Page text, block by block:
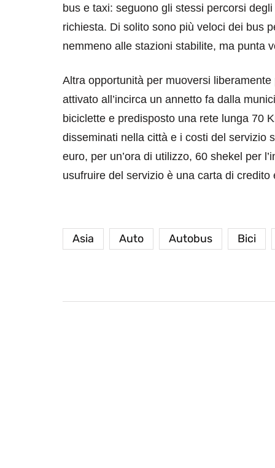
bus e taxi: seguono gli stessi percorsi
richiesta. Di solito sono più veloci dei bus
nemmeno alle stazioni stabilite, ma punta
Altra opportunità per muoversi liberamente
attivato all’incirca un annetto fa dalla
biciclette e predisposto una rete lunga 70
disseminati nella città e i costi del servizio
euro, per un’ora di utilizzo, 60 shekel per
usufruire del servizio è una carta di credito
Asia Auto Autobus Bici